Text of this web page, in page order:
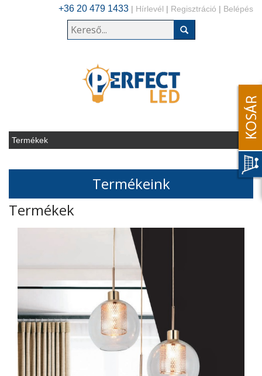
+36 20 479 1433 | Hírlevél | Regisztráció | Belépés
Termékeink
Termékek